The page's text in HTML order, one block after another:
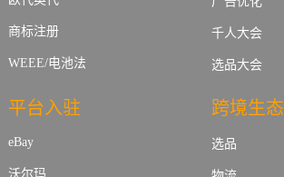
商标注册
WEEE/电池法
千人大会
选品大会
平台入驻
eBay
沃尔玛
跨境生态
选品